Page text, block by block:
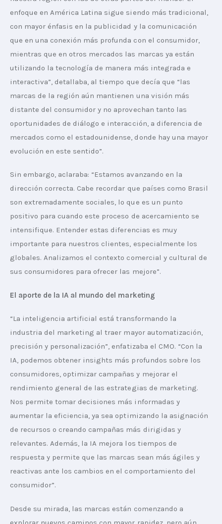
enfoque en América Latina sigue siendo más tradicional,
con mayor énfasis en la publicidad y la comunicación
que en una conexión más profunda con el consumidor,
mientras que en otros mercados las marcas ya están
utilizando la tecnología de manera más integrada e
interactiva”, detallaba, al tiempo que decía que “las
marcas de la región aún mantienen una visión más
distante del consumidor y no aprovechan tanto las
oportunidades de diálogo e interacción, a diferencia de
mercados como el estadounidense, donde hay una mayor
evolución en este sentido”.
Sin embargo, aclaraba: “Estamos avanzando en la
dirección correcta. Cabe recordar que países como Brasil
son extremadamente sociales, lo que es un punto
positivo para cuando este proceso de acercamiento se
intensifique. Entender estas diferencias es muy
importante para nuestros clientes, especialmente los
globales. Analizamos el contexto comercial y cultural de
sus consumidores para ofrecer las mejore”.
El aporte de la IA al mundo del marketing
“La inteligencia artificial está transformando la
industria del marketing al traer mayor automatización,
precisión y personalización”, enfatizaba el CMO. “Con la
IA, podemos obtener insights más profundos sobre los
consumidores, optimizar campañas y mejorar el
rendimiento general de las estrategias de marketing.
Nos permite tomar decisiones más informadas y
aumentar la eficiencia, ya sea optimizando la asignación
de recursos o creando campañas más dirigidas y
relevantes. Además, la IA mejora los tiempos de
respuesta y permite que las marcas sean más ágiles y
reactivas ante los cambios en el comportamiento del
consumidor”.
Desde su mirada, las marcas están comenzando a